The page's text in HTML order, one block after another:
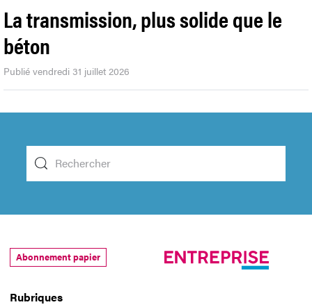
La transmission, plus solide que le
béton
Publié vendredi 31 juillet 2026
Rubriques
Abonnement papier